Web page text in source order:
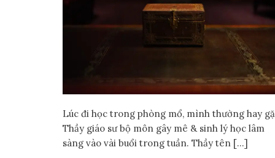
Lúc đi học trong phòng mổ, mình thường hay
Thầy giáo sư bộ môn gây mê & sinh lý học lâm
sàng vào vài buổi trong tuần. Thầy tên […]